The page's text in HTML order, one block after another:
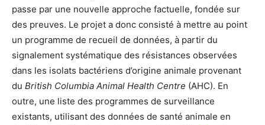
passe par une nouvelle approche factuelle, fondée sur
des preuves. Le projet a donc consisté à mettre au point
un programme de recueil de données, à partir du
signalement systématique des résistances observées
dans les isolats bactériens d’origine animale provenant
du British Columbia Animal Health Centre (AHC). En
outre, une liste des programmes de surveillance
existants, utilisant des données de santé animale en